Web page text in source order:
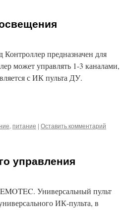
предназначен для
может управлять 1-3 каналами,
с ИК пульта ДУ.
, питание | Оставить комментарий
управления
Универсальный пульт
ИК-пульта, в